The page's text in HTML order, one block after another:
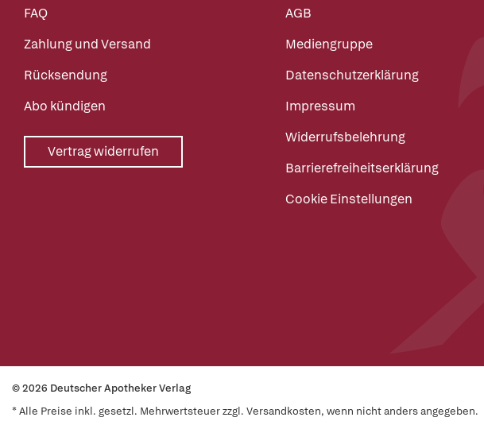
FAQ
Zahlung und Versand
Rücksendung
Abo kündigen
Vertrag widerrufen
AGB
Mediengruppe
Datenschutzerklärung
Impressum
Widerrufsbelehrung
Barrierefreiheitserklärung
Cookie Einstellungen
© 2026 Deutscher Apotheker Verlag
* Alle Preise inkl. gesetzl. Mehrwertsteuer zzgl. Versandkosten, wenn nicht anders angegeben.